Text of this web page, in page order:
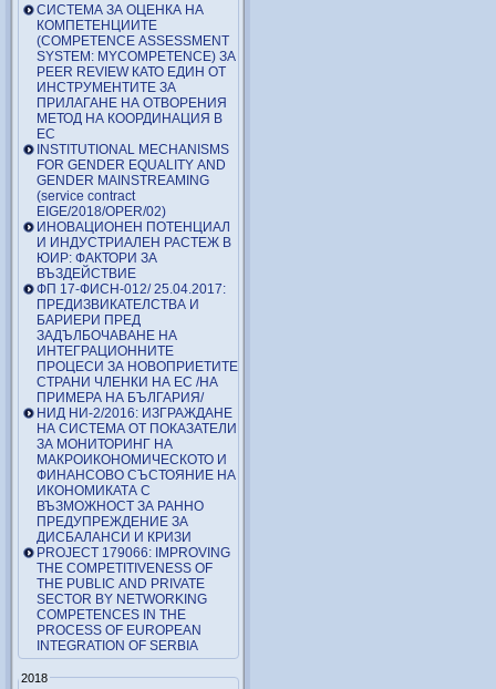
СИСТЕМА ЗА ОЦЕНКА НА
КОМПЕТЕНЦИИТЕ
(COMPETENCE ASSESSMENT
SYSTEM: MYCOMPETENCE) ЗА
PEER REVIEW КАТО ЕДИН ОТ
ИНСТРУМЕНТИТЕ ЗА
ПРИЛАГАНЕ НА ОТВОРЕНИЯ
МЕТОД НА КООРДИНАЦИЯ В
ЕС
INSTITUTIONAL MECHANISMS
FOR GENDER EQUALITY AND
GENDER MAINSTREAMING
(service contract
EIGE/2018/OPER/02)
ИНОВАЦИОНЕН ПОТЕНЦИАЛ
И ИНДУСТРИАЛЕН РАСТЕЖ В
ЮИР: ФАКТОРИ ЗА
ВЪЗДЕЙСТВИЕ
ФП 17-ФИСН-012/ 25.04.2017:
ПРЕДИЗВИКАТЕЛСТВА И
БАРИЕРИ ПРЕД
ЗАДЪЛБОЧАВАНЕ НА
ИНТЕГРАЦИОННИТЕ
ПРОЦЕСИ ЗА НОВОПРИЕТИТЕ
СТРАНИ ЧЛЕНКИ НА ЕС /НА
ПРИМЕРА НА БЪЛГАРИЯ/
НИД НИ-2/2016: ИЗГРАЖДАНЕ
НА СИСТЕМА ОТ ПОКАЗАТЕЛИ
ЗА МОНИТОРИНГ НА
МАКРОИКОНОМИЧЕСКОТО И
ФИНАНСОВО СЪСТОЯНИЕ НА
ИКОНОМИКАТА С
ВЪЗМОЖНОСТ ЗА РАННО
ПРЕДУПРЕЖДЕНИЕ ЗА
ДИСБАЛАНСИ И КРИЗИ
PROJECT 179066: IMPROVING
THE COMPETITIVENESS OF
THE PUBLIC AND PRIVATE
SECTOR BY NETWORKING
COMPETENCES IN THE
PROCESS OF EUROPEAN
INTEGRATION OF SERBIA
2018